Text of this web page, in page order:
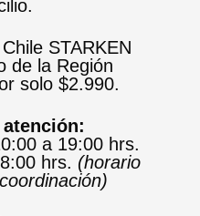
STARKEN
de la Región
solo $2.990.
a 19:00 hrs.
hrs. (horario